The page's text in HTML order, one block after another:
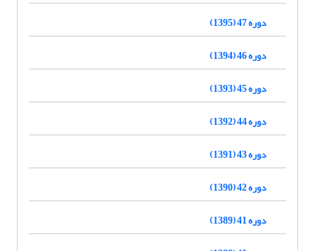
دوره 47 (1395)
دوره 46 (1394)
دوره 45 (1393)
دوره 44 (1392)
دوره 43 (1391)
دوره 42 (1390)
دوره 41 (1389)